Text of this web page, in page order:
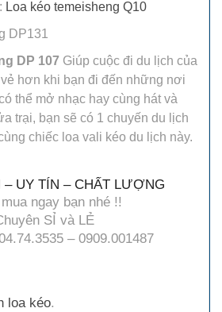
Loa kéo temeisheng Q10
DP131
DP 107 Giúp cuộc đi du lịch của
hơn khi bạn đi đến những nơi
thể mở nhạc hay cùng hát và
trại, bạn sẽ có 1 chuyến du lịch
chiếc loa vali kéo du lịch này.
– UY TÍN – CHẤT LƯỢNG
ngay bạn nhé !!
SỈ và LẺ
– 0909.001487
loa kéo.